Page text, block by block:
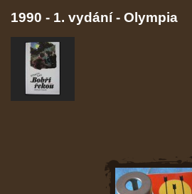
1990 - 1. vydání - Olympia